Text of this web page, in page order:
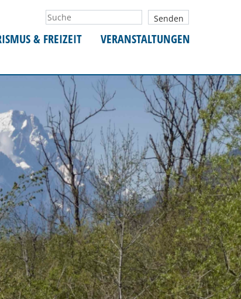
& FREIZEIT VERANSTALTUNGEN